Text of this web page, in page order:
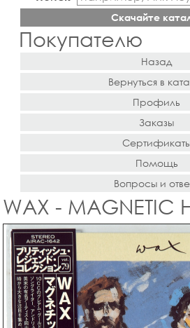
Скачайте
Покупателю
Назад
Вернуться в
Профиль
Заказы
Помощь
Вопросы и
WAX - MAGNETIC